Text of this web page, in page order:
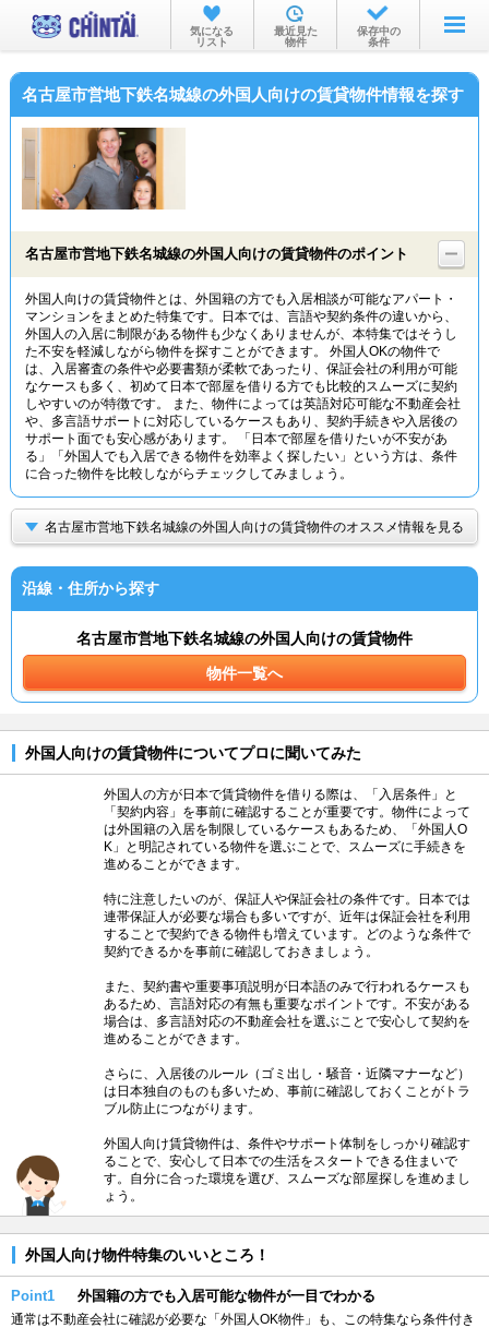
お部屋を探す
沿線・駅から
物件特集から
TOP
気になる
リスト
最近見た
物件
保存中の
条件
名古屋市営地下鉄名城線の外国人向けの賃貸物件情報を探す
名古屋市営地下鉄名城線の外国人向けの賃貸物件のポイント
外国人向けの賃貸物件とは、外国籍の方でも入居相談が可能なアパート・
マンションをまとめた特集です。日本では、言語や契約条件の違いから、
外国人の入居に制限がある物件も少なくありませんが、本特集ではそうし
た不安を軽減しながら物件を探すことができます。 外国人OKの物件で
は、入居審査の条件や必要書類が柔軟であったり、保証会社の利用が可能
なケースも多く、初めて日本で部屋を借りる方でも比較的スムーズに契約
しやすいのが特徴です。 また、物件によっては英語対応可能な不動産会社
や、多言語サポートに対応しているケースもあり、契約手続きや入居後の
サポート面でも安心感があります。 「日本で部屋を借りたいが不安があ
る」「外国人でも入居できる物件を効率よく探したい」という方は、条件
に合った物件を比較しながらチェックしてみましょう。
名古屋市営地下鉄名城線の外国人向けの賃貸物件のオススメ情報を見る
沿線・住所から探す
名古屋市営地下鉄名城線の外国人向けの賃貸物件
物件一覧へ
外国人向けの賃貸物件についてプロに聞いてみた
外国人の方が日本で賃貸物件を借りる際は、「入居条件」と
「契約内容」を事前に確認することが重要です。物件によって
は外国籍の入居を制限しているケースもあるため、「外国人O
K」と明記されている物件を選ぶことで、スムーズに手続きを
進めることができます。
特に注意したいのが、保証人や保証会社の条件です。日本では
連帯保証人が必要な場合も多いですが、近年は保証会社を利用
することで契約できる物件も増えています。どのような条件で
契約できるかを事前に確認しておきましょう。
また、契約書や重要事項説明が日本語のみで行われるケースも
あるため、言語対応の有無も重要なポイントです。不安がある
場合は、多言語対応の不動産会社を選ぶことで安心して契約を
進めることができます。
さらに、入居後のルール（ゴミ出し・騒音・近隣マナーなど）
は日本独自のものも多いため、事前に確認しておくことがトラ
ブル防止につながります。
外国人向け賃貸物件は、条件やサポート体制をしっかり確認す
ることで、安心して日本での生活をスタートできる住まいで
す。自分に合った環境を選び、スムーズな部屋探しを進めまし
ょう。
外国人向け物件特集のいいところ！
Point1 外国籍の方でも入居可能な物件が一目でわかる
通常は不動産会社に確認が必要な「外国人OK物件」も、この特集なら条件付き